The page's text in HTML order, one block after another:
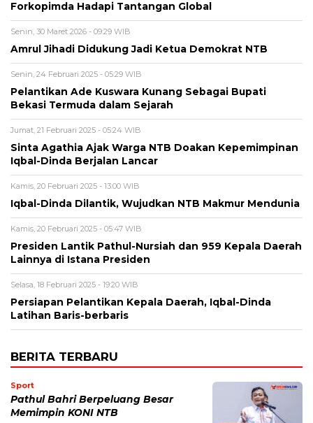
Forkopimda Hadapi Tantangan Global
Senin, 30 Maret 2026 - 09:29 WIB
Amrul Jihadi Didukung Jadi Ketua Demokrat NTB
Senin, 24 Februari 2025 - 05:29 WIB
Pelantikan Ade Kuswara Kunang Sebagai Bupati
Bekasi Termuda dalam Sejarah
Jumat, 21 Februari 2025 - 05:24 WIB
Sinta Agathia Ajak Warga NTB Doakan Kepemimpinan
Iqbal-Dinda Berjalan Lancar
Kamis, 20 Februari 2025 - 13:00 WIB
Iqbal-Dinda Dilantik, Wujudkan NTB Makmur Mendunia
Kamis, 20 Februari 2025 - 05:47 WIB
Presiden Lantik Pathul-Nursiah dan 959 Kepala Daerah
Lainnya di Istana Presiden
Selasa, 18 Februari 2025 - 19:20 WIB
Persiapan Pelantikan Kepala Daerah, Iqbal-Dinda
Latihan Baris-berbaris
BERITA TERBARU
Sport
Pathul Bahri Berpeluang Besar
Memimpin KONI NTB